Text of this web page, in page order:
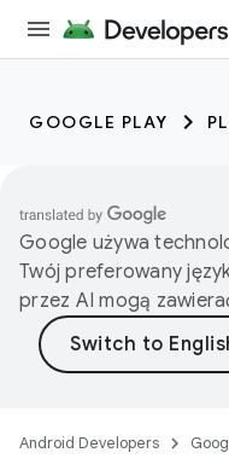
GOOGLE PLAY
Google używa
Twój preferowany
przez AI mogą
Android Developers